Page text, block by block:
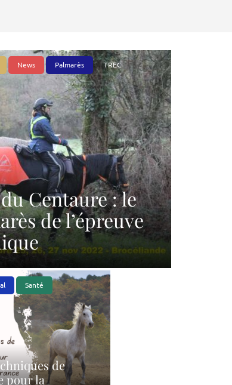
News Palmarès TREC
Centaure : le
de l’épreuve
Santé
de
pour la